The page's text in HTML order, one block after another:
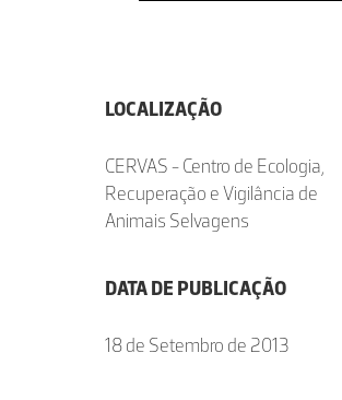
LOCALIZAÇÃO
CERVAS - Centro de Ecologia,
Recuperação e Vigilância de
Animais Selvagens
DATA DE PUBLICAÇÃO
18 de Setembro de 2013